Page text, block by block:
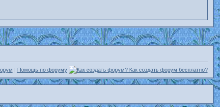
| Помощь по форуму